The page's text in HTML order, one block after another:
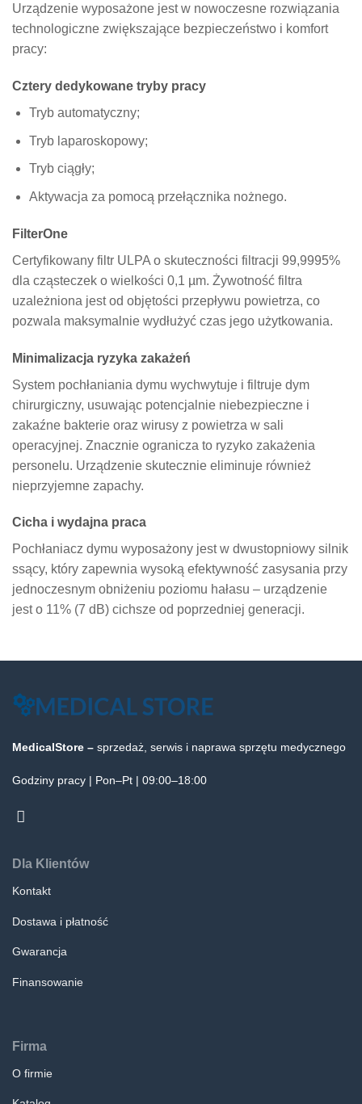
Urządzenie wyposażone jest w nowoczesne rozwiązania
technologiczne zwiększające bezpieczeństwo i komfort
pracy:
Cztery dedykowane tryby pracy
Tryb automatyczny;
Tryb laparoskopowy;
Tryb ciągły;
Aktywacja za pomocą przełącznika nożnego.
FilterOne
Certyfikowany filtr ULPA o skuteczności filtracji 99,9995%
dla cząsteczek o wielkości 0,1 µm. Żywotność filtra
uzależniona jest od objętości przepływu powietrza, co
pozwala maksymalnie wydłużyć czas jego użytkowania.
Minimalizacja ryzyka zakażeń
System pochłaniania dymu wychwytuje i filtruje dym
chirurgiczny, usuwając potencjalnie niebezpieczne i
zakaźne bakterie oraz wirusy z powietrza w sali
operacyjnej. Znacznie ogranicza to ryzyko zakażenia
personelu. Urządzenie skutecznie eliminuje również
nieprzyjemne zapachy.
Cicha i wydajna praca
Pochłaniacz dymu wyposażony jest w dwustopniowy silnik
ssący, który zapewnia wysoką efektywność zasysania przy
jednoczesnym obniżeniu poziomu hałasu – urządzenie
jest o 11% (7 dB) cichsze od poprzedniej generacji.
MedicalStore – sprzedaż, serwis i naprawa sprzętu medycznego
Godziny pracy | Pon–Pt | 09:00–18:00
Dla Klientów
Kontakt
Dostawa i płatność
Gwarancja
Finansowanie
Firma
O firmie